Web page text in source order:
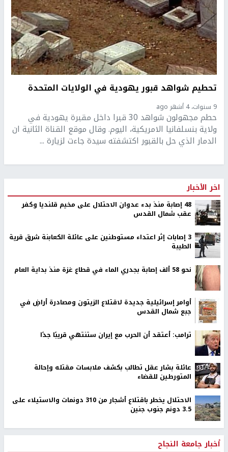
تحطيم شواهد قبور يهودية في الولايات المتحدة
9 سنوات، 4 أشهر ago
حطم مجهولون شواهد 30 قبرا داخل مقبرة يهودية في
ولاية بنسلفانيا الامريكية، اليوم. وقال موقع القناة الثانية ان
الدمار الذي حل بالقبور اكتشفته سيدة جاءت لزيارة ...
اخر الأخبار
48 إصابة منذ بدء عدوان الاحتلال على مخيم قلنديا وكفر
عقب شمال القدس
‏3 إصابات إثر اعتداء مستوطنين على عائلة الكعابنة شرق قرية
الطيبة
نحو 58 ألف إصابة بجدري الماء في قطاع غزة منذ بداية العام
أوامر إسرائيلية جديدة لاقتلاع الزيتون ومصادرة أراضٍ في
جبع شمال القدس
ترامب: أعتقد أن الحرب مع إيران ستنتهي قريبًا جدًا
عائلة بشار عقل تطالب بكشف ملابسات مقتله وإحالة
المتورطين للقضاء
الاحتلال يخطر باقتلاع أشجار من 310 دونمات والاستيلاء على
3.5 دونم جنوب جنين
أخبار جامعة النجاح